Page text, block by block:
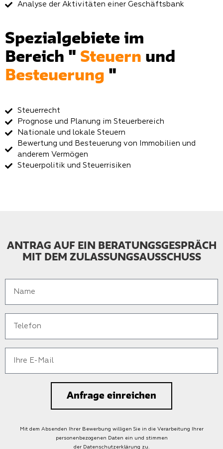
Analyse der Aktivitäten einer Geschäftsbank
Spezialgebiete im
Bereich " Steuern und
Besteuerung "
Steuerrecht
Prognose und Planung im Steuerbereich
Nationale und lokale Steuern
Bewertung und Besteuerung von Immobilien und
anderem Vermögen
Steuerpolitik und Steuerrisiken
ANTRAG AUF EIN BERATUNGSGESPRÄCH
MIT DEM ZULASSUNGSAUSSCHUSS
Anfrage einreichen
Mit dem Absenden Ihrer Bewerbung willigen Sie in die Verarbeitung Ihrer
personenbezogenen Daten ein und stimmen
der Datenschutzerklärung zu.